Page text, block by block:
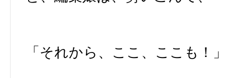
「それから、ここ、ここも！